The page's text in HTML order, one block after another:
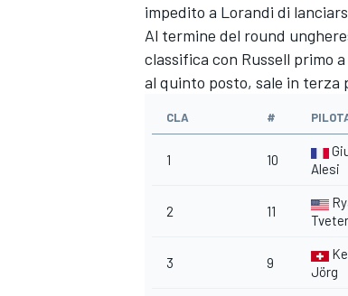
impedito a Lorandi di
Al termine del round
classifica con Russell primo
al quinto posto, sale in terza
CLA #
1 10
Alesi
2 11
Tveter
3 9
Jörg